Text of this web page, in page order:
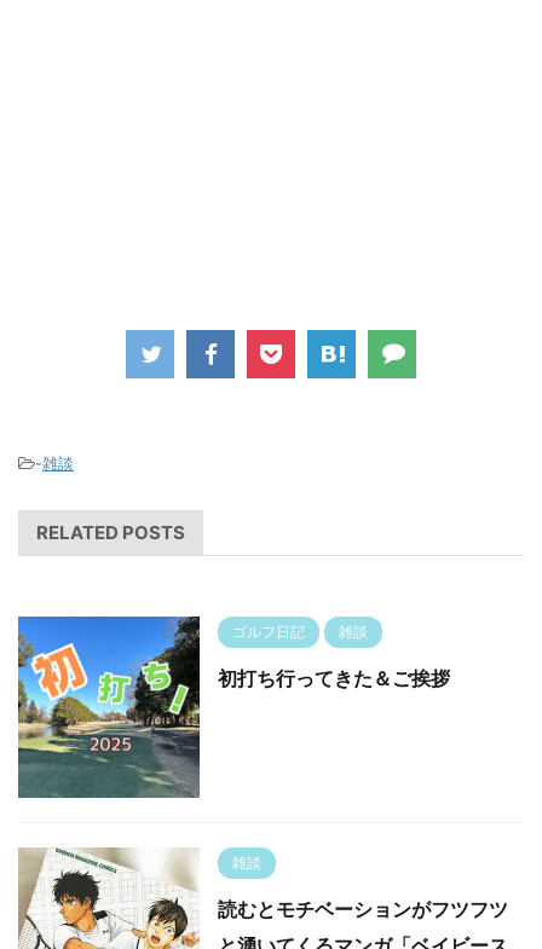
-雑談
RELATED POSTS
ゴルフ日記 雑談
初打ち行ってきた＆ご挨拶
雑談
読むとモチベーションがフツフツ